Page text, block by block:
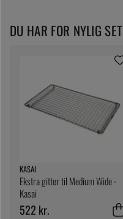
DU HAR FOR NYLIG SET
KASAI
Ekstra gitter til Medium Wide -
Kasai
522 kr.